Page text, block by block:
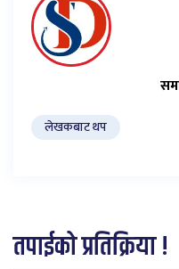
लेखकबाट थप
तपाईको प्रतिक्रिया !